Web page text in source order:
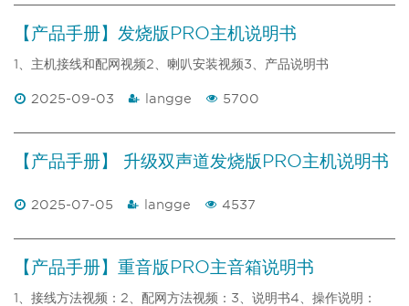
【产品手册】发烧版PRO主机说明书
1、主机接线和配网视频2、喇叭安装视频3、产品说明书
2025-09-03 langge 5700
【产品手册】 升级双声道发烧版PRO主机说明书
2025-07-05 langge 4537
【产品手册】重音版PRO主音箱说明书
1、接线方法视频：2、配网方法视频：3、说明书4、操作说明：